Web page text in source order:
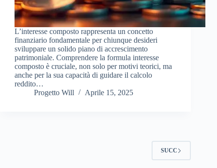
L’interesse composto rappresenta un concetto
finanziario fondamentale per chiunque desideri
sviluppare un solido piano di accrescimento
patrimoniale. Comprendere la formula interesse
composto è cruciale, non solo per motivi teorici, ma
anche per la sua capacità di guidare il calcolo
reddito…
Progetto Will
Aprile 15, 2025
SUCC